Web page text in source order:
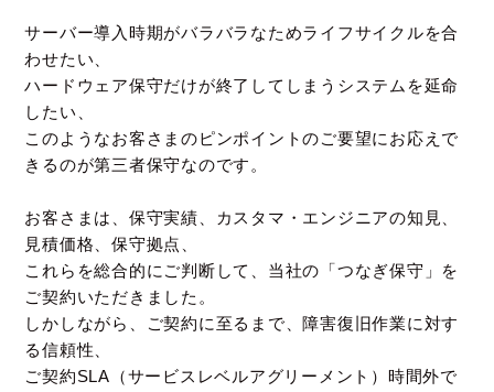
サーバー導入時期がバラバラなためライフサイクルを合
わせたい、
ハードウェア保守だけが終了してしまうシステムを延命
したい、
このようなお客さまのピンポイントのご要望にお応えで
きるのが第三者保守なのです。
お客さまは、保守実績、カスタマ・エンジニアの知見、
見積価格、保守拠点、
これらを総合的にご判断して、当社の「つなぎ保守」を
ご契約いただきました。
しかしながら、ご契約に至るまで、障害復旧作業に対す
る信頼性、
ご契約SLA（サービスレベルアグリーメント）時間外で